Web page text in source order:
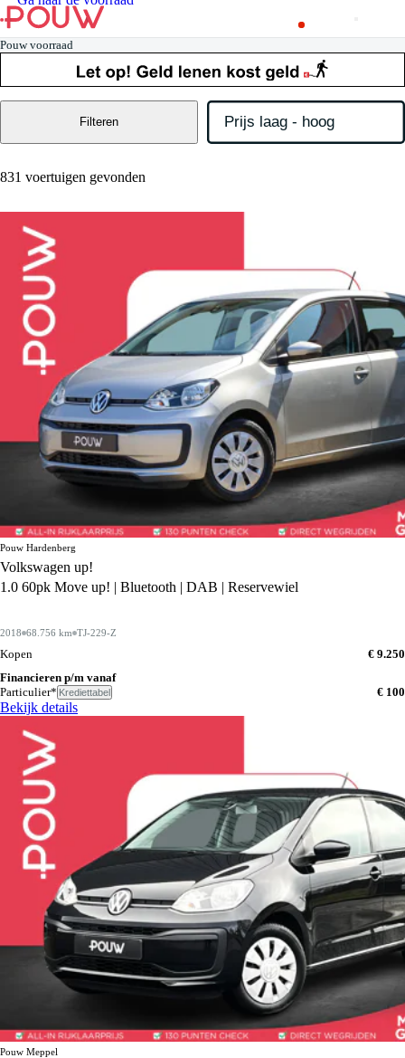
Pouw voorraad
831 voertuigen gevonden
Filteren
Pouw Hardenberg
Volkswagen up!
1.0 60pk Move up! | Bluetooth | DAB | Reservewiel
2018 68.756 km TJ-229-Z
Kopen
€ 9.250
Financieren p/m vanaf
Particulier* Krediettabel € 100
Bekijk details
Pouw Meppel